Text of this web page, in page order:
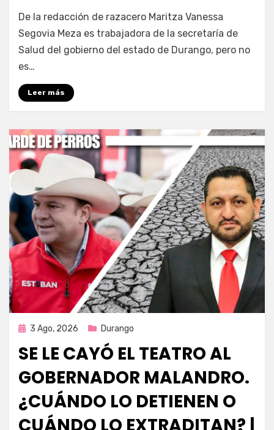
por Fernando Miranda Servín
De la redacción de razacero Maritza Vanessa
Segovia Meza es trabajadora de la secretaría de
Salud del gobierno del estado de Durango, pero no
es…
Leer más
Publicada
3 Ago, 2026 Durango
SE LE CAYÓ EL TEATRO AL
GOBERNADOR MALANDRO.
¿CUÁNDO LO DETIENEN O